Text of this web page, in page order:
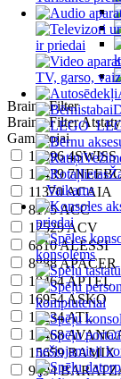
ir priedai
TV, garso,
Vaikams
priedai
konsolėms
kompiuteriai
nešiojamieji
Brainy Filter
Brainy Filter
Gamintojai
10096 4SWISS
16439
11370ACAIA
8175ACC
12529ACV
6810ALESSI
8888APACER
10464APTEL
16954ASKO
12234ATL
14468
15659 BAMIX
9494